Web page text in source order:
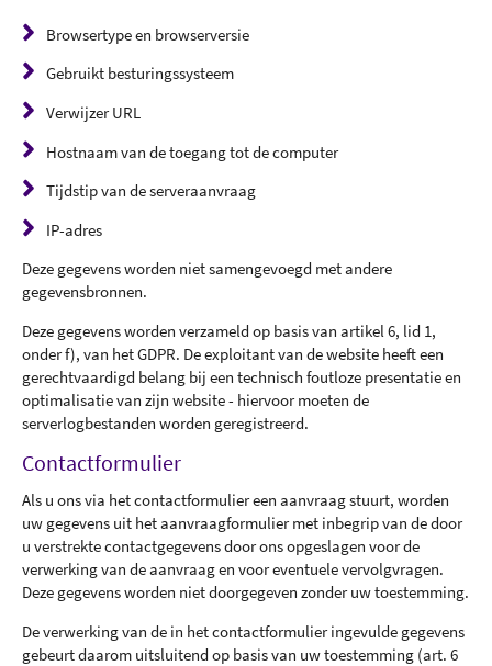
Browsertype en browserversie
Gebruikt besturingssysteem
Verwijzer URL
Hostnaam van de toegang tot de computer
Tijdstip van de serveraanvraag
IP-adres
Deze gegevens worden niet samengevoegd met andere
gegevensbronnen.
Deze gegevens worden verzameld op basis van artikel 6, lid 1,
onder f), van het GDPR. De exploitant van de website heeft een
gerechtvaardigd belang bij een technisch foutloze presentatie en
optimalisatie van zijn website - hiervoor moeten de
serverlogbestanden worden geregistreerd.
Contactformulier
Als u ons via het contactformulier een aanvraag stuurt, worden
uw gegevens uit het aanvraagformulier met inbegrip van de door
u verstrekte contactgegevens door ons opgeslagen voor de
verwerking van de aanvraag en voor eventuele vervolgvragen.
Deze gegevens worden niet doorgegeven zonder uw toestemming.
De verwerking van de in het contactformulier ingevulde gegevens
gebeurt daarom uitsluitend op basis van uw toestemming (art. 6